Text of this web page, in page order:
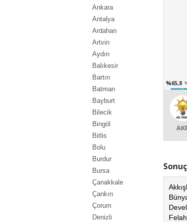
Ankara
Antalya
Ardahan
Artvin
Aydın
Balıkesir
Bartın
Batman
Bayburt
Bilecik
Bingöl
Bitlis
Bolu
Burdur
Bursa
Çanakkale
Çankırı
Çorum
Denizli
%65,8